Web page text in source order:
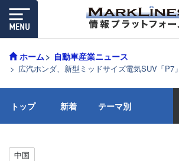
ホーム 自動車産業ニュース
広汽ホンダ、新型ミッドサイズ電気SUV「P7
トップ 新着 テーマ別
中国